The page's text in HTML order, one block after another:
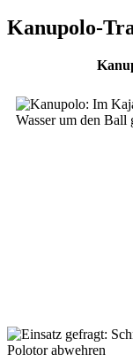
Kanupolo-